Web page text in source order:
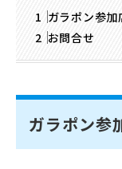
ガラポン参加
お問合せ
ガラポン参